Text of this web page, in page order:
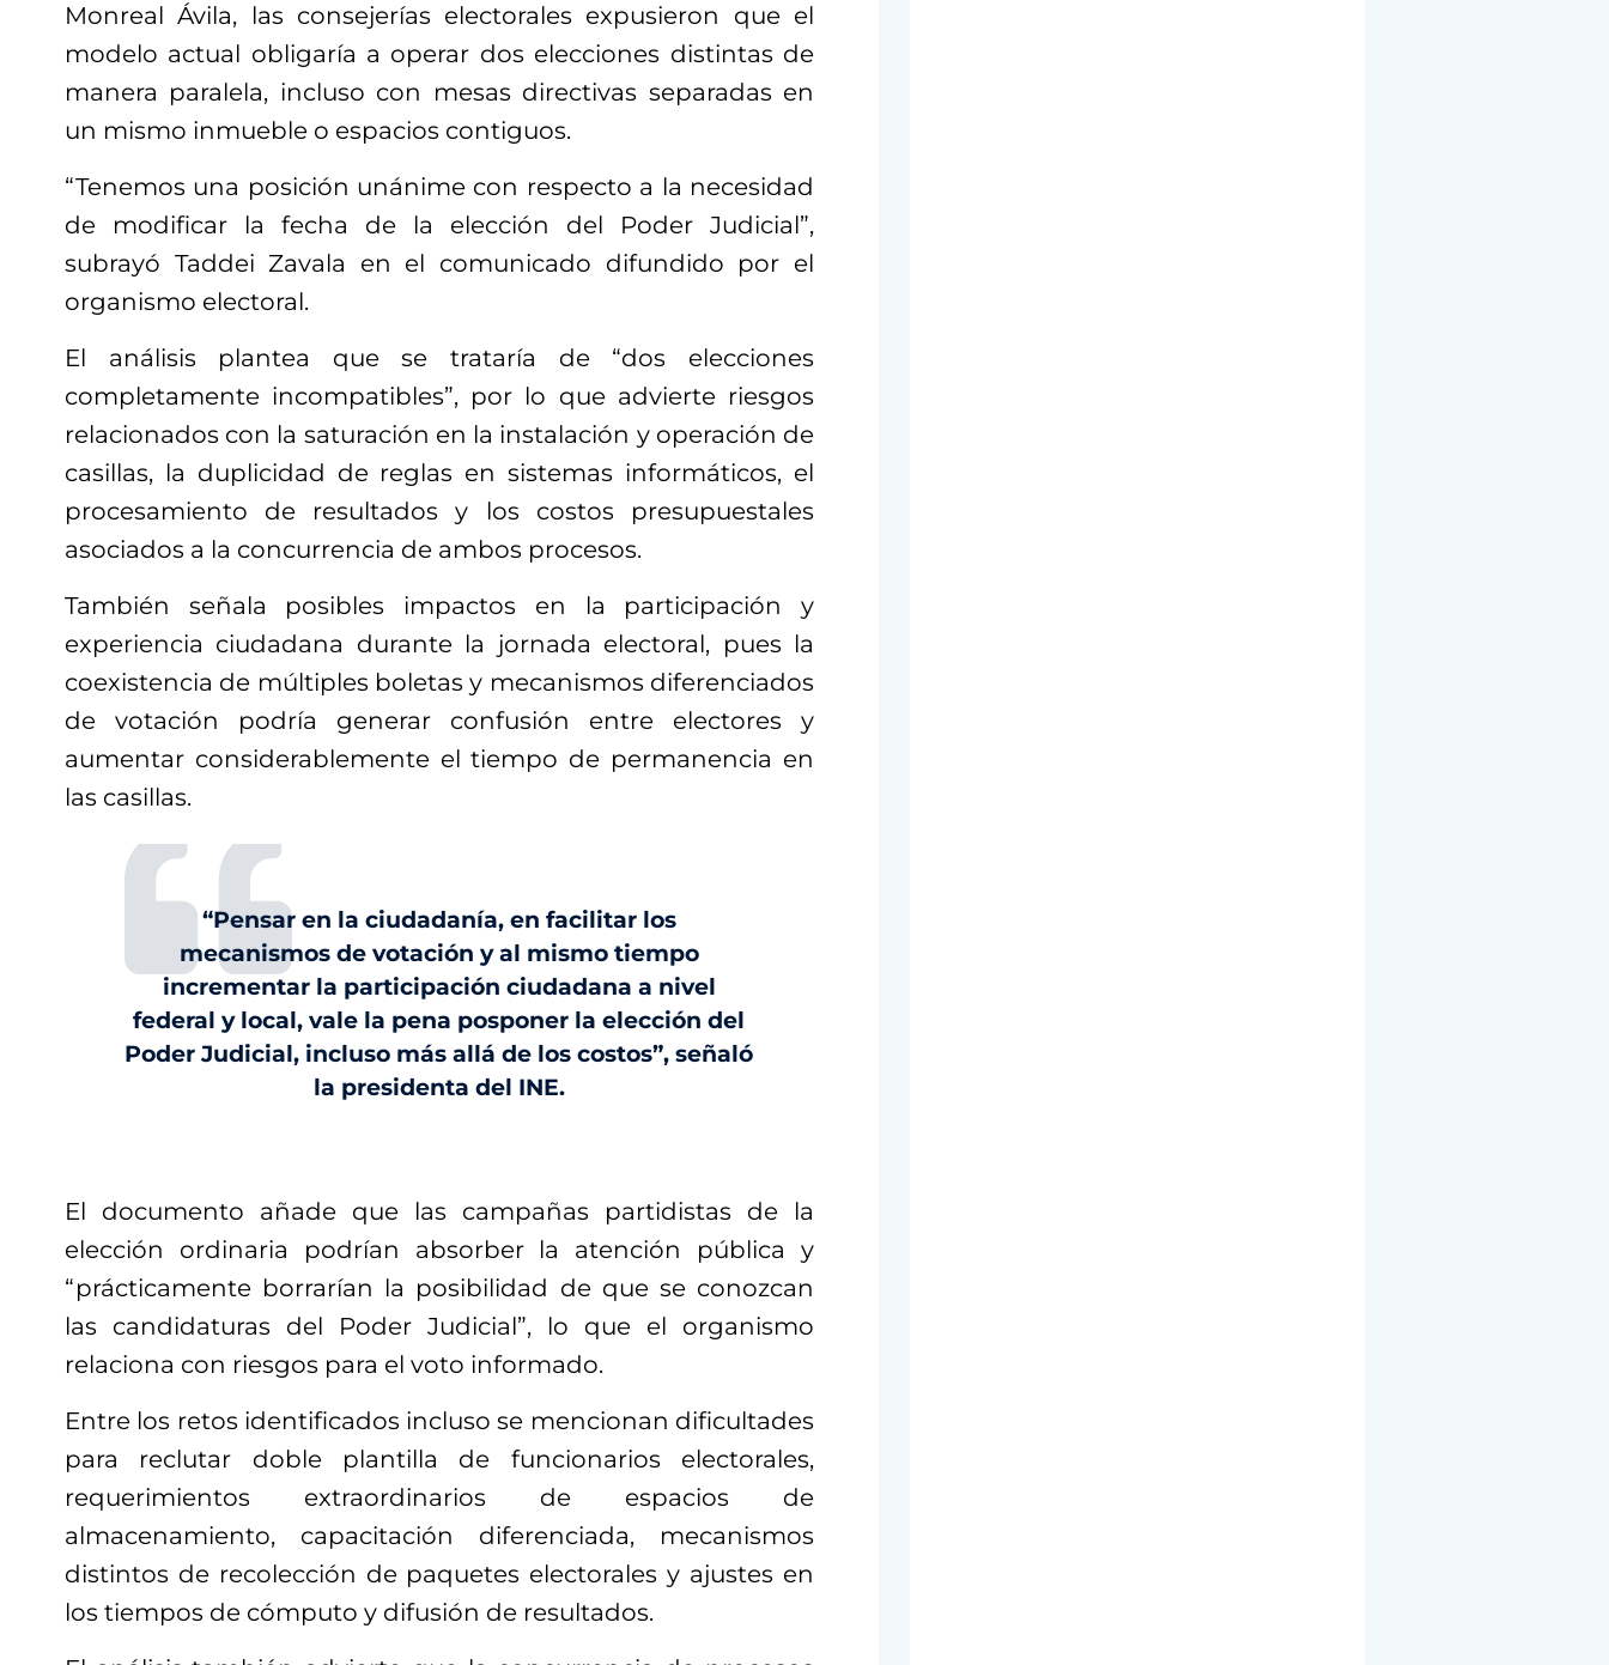
Monreal Ávila, las consejerías electorales expusieron que el
modelo actual obligaría a operar dos elecciones distintas de
manera paralela, incluso con mesas directivas separadas en
un mismo inmueble o espacios contiguos.
“Tenemos una posición unánime con respecto a la necesidad
de modificar la fecha de la elección del Poder Judicial”,
subrayó Taddei Zavala en el comunicado difundido por el
organismo electoral.
El análisis plantea que se trataría de “dos elecciones
completamente incompatibles”, por lo que advierte riesgos
relacionados con la saturación en la instalación y operación de
casillas, la duplicidad de reglas en sistemas informáticos, el
procesamiento de resultados y los costos presupuestales
asociados a la concurrencia de ambos procesos.
También señala posibles impactos en la participación y
experiencia ciudadana durante la jornada electoral, pues la
coexistencia de múltiples boletas y mecanismos diferenciados
de votación podría generar confusión entre electores y
aumentar considerablemente el tiempo de permanencia en
las casillas.
“Pensar en la ciudadanía, en facilitar los
mecanismos de votación y al mismo tiempo
incrementar la participación ciudadana a nivel
federal y local, vale la pena posponer la elección del
Poder Judicial, incluso más allá de los costos”, señaló
la presidenta del INE.
El documento añade que las campañas partidistas de la
elección ordinaria podrían absorber la atención pública y
“prácticamente borrarían la posibilidad de que se conozcan
las candidaturas del Poder Judicial”, lo que el organismo
relaciona con riesgos para el voto informado.
Entre los retos identificados incluso se mencionan dificultades
para reclutar doble plantilla de funcionarios electorales,
requerimientos extraordinarios de espacios de
almacenamiento, capacitación diferenciada, mecanismos
distintos de recolección de paquetes electorales y ajustes en
los tiempos de cómputo y difusión de resultados.